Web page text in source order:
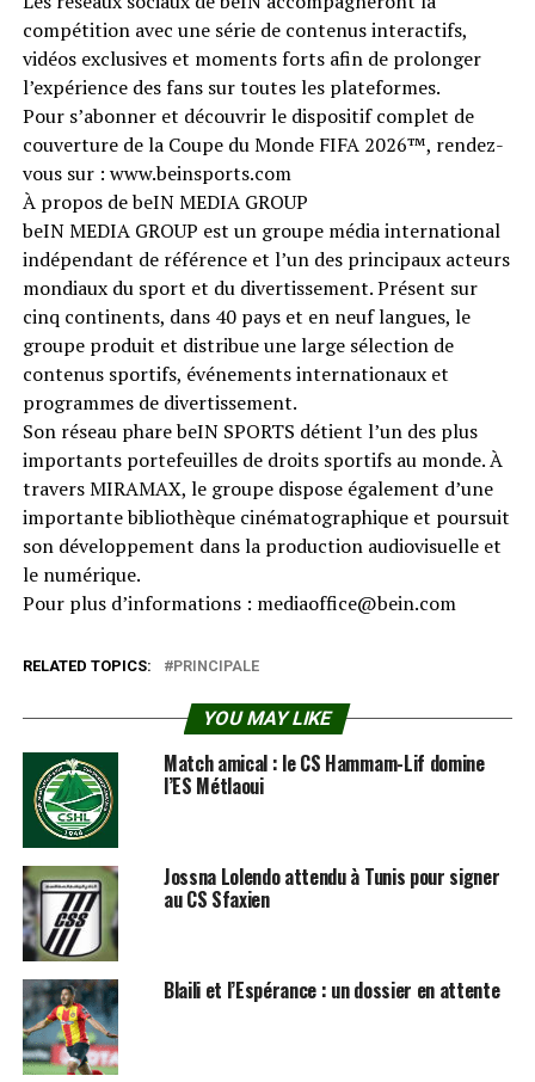
compétition avec une série de contenus interactifs,
vidéos exclusives et moments forts afin de prolonger
l’expérience des fans sur toutes les plateformes.
Pour s’abonner et découvrir le dispositif complet de
couverture de la Coupe du Monde FIFA 2026™️, rendez-
vous sur : www.beinsports.com
À propos de beIN MEDIA GROUP
beIN MEDIA GROUP est un groupe média international
indépendant de référence et l’un des principaux acteurs
mondiaux du sport et du divertissement. Présent sur
cinq continents, dans 40 pays et en neuf langues, le
groupe produit et distribue une large sélection de
contenus sportifs, événements internationaux et
programmes de divertissement.
Son réseau phare beIN SPORTS détient l’un des plus
importants portefeuilles de droits sportifs au monde. À
travers MIRAMAX, le groupe dispose également d’une
importante bibliothèque cinématographique et poursuit
son développement dans la production audiovisuelle et
le numérique.
Pour plus d’informations : mediaoffice@bein.com
RELATED TOPICS: PRINCIPALE
YOU MAY LIKE
Match amical : le CS Hammam-Lif domine
l’ES Métlaoui
Jossna Lolendo attendu à Tunis pour signer
au CS Sfaxien
Blaili et l’Espérance : un dossier en attente